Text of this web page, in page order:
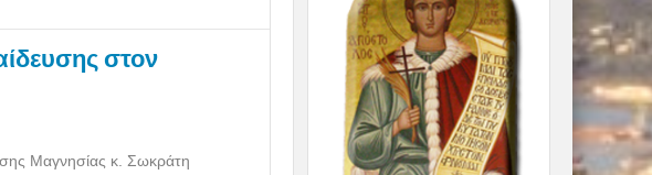
στον
Μαγνησίας κ. Σωκράτη